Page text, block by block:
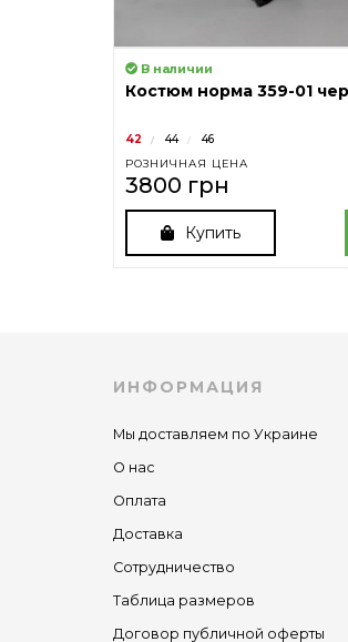
В наличии
Костюм норма 359-01
42 44 46
РОЗНИЧНАЯ ЦЕНА
3800 грн
Купить
ИНФОРМАЦИЯ
Мы доставляем по Украине
О нас
Оплата
Доставка
Сотрудничество
Таблица размеров
Договор публичной оферты